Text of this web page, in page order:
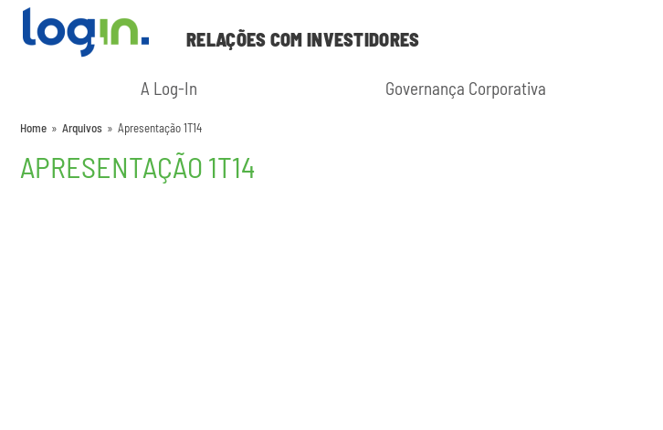
RELAÇÕES COM INVESTIDORES
A Log-In Governança Corporativa
Home » Arquivos » Apresentação 1T14
APRESENTAÇÃO 1T14